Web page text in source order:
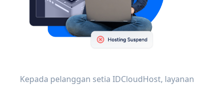
Kepada pelanggan setia IDCloudHost, layanan